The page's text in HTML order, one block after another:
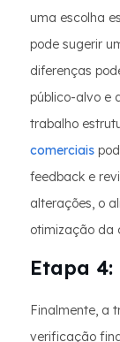
uma escolha
pode sugerir
diferenças
público-alvo e
trabalho
comerciais
feedback e
alterações, o
otimização da
Etapa 4:
Finalmente, a
verificação